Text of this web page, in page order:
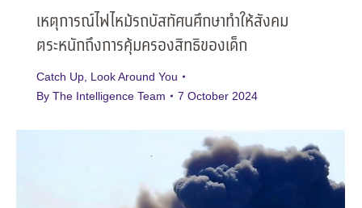
เหตุการณ์ไฟไหม้รถบัสทัศนศึกษาทำให้สังคม
ตระหนักถึงการคุ้มครองสิทธิของเด็ก
Catch Up Look Around You
By The Intelligence Team 7 October 2024